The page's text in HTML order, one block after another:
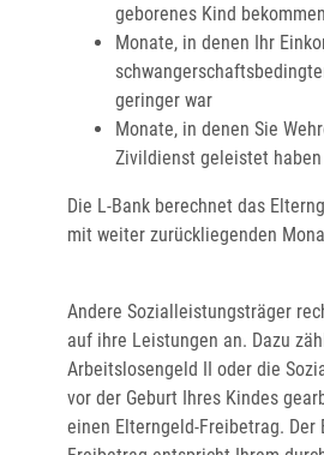
geborenes Kind
Monate, in denen Ihr
geringer war
Monate, in denen Sie
Zivildienst geleistet haben
Die L-Bank berechnet das
mit weiter zurückliegenden
Andere Sozialleistungsträger
auf ihre Leistungen an. Dazu
Arbeitslosengeld II oder die
vor der Geburt Ihres Kindes
einen Elterngeld-Freibetrag. Der